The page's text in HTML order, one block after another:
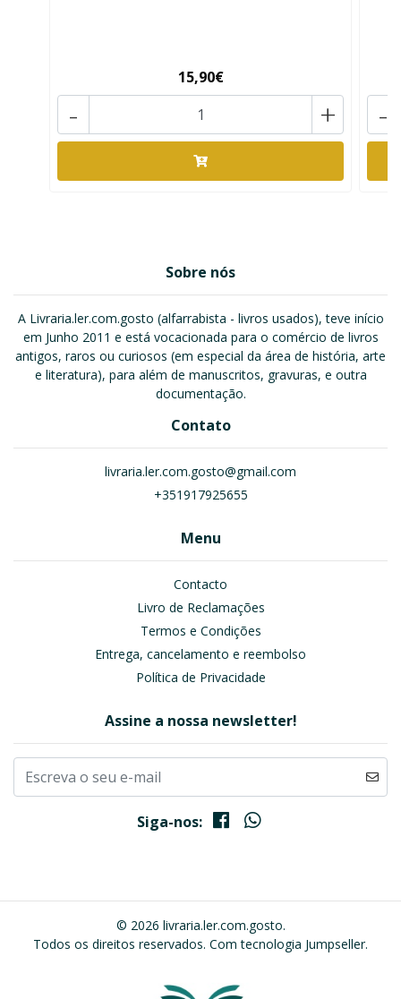
15,90€
+
- -
Sobre nós
A Livraria.ler.com.gosto (alfarrabista - livros usados), teve início
em Junho 2011 e está vocacionada para o comércio de livros
antigos, raros ou curiosos (em especial da área de história, arte
e literatura), para além de manuscritos, gravuras, e outra
documentação.
Contato
livraria.ler.com.gosto@gmail.com
+351917925655
Menu
Contacto
Livro de Reclamações
Termos e Condições
Entrega, cancelamento e reembolso
Política de Privacidade
Assine a nossa newsletter!
Siga-nos:
© 2026 livraria.ler.com.gosto.
Todos os direitos reservados. Com tecnologia Jumpseller.